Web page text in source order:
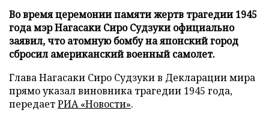
Во время церемонии памяти жертв трагедии 1945
года мэр Нагасаки Сиро Судзуки официально
заявил, что атомную бомбу на японский город
сбросил американский военный самолет.
Глава Нагасаки Сиро Судзуки в Декларации мира
прямо указал виновника трагедии 1945 года,
передаетРИА «Новости».